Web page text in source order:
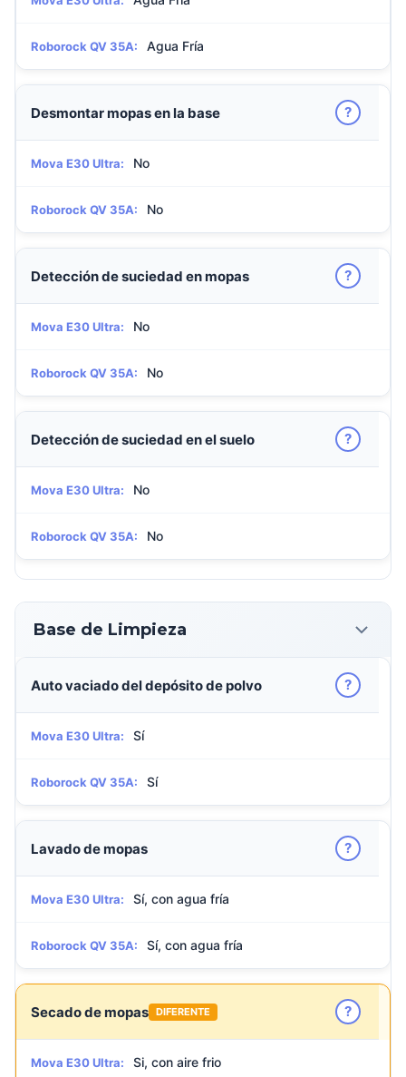
Roborock QV 35A: Agua Fría
Desmontar mopas en la base ?
Mova E30 Ultra: No
Roborock QV 35A: No
Detección de suciedad en mopas ?
Mova E30 Ultra: No
Roborock QV 35A: No
Detección de suciedad en el suelo ?
Mova E30 Ultra: No
Roborock QV 35A: No
Base de Limpieza
Auto vaciado del depósito de polvo ?
Mova E30 Ultra: Sí
Roborock QV 35A: Sí
Lavado de mopas ?
Mova E30 Ultra: Sí, con agua fría
Roborock QV 35A: Sí, con agua fría
Secado de mopas DIFERENTE ?
Mova E30 Ultra: Si, con aire frio